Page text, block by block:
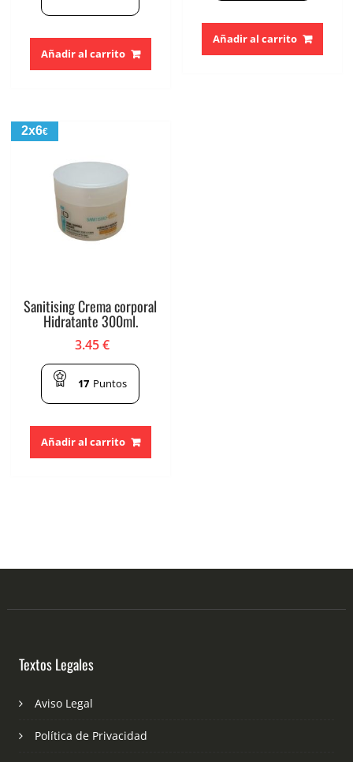
Añadir al carrito
Añadir al carrito
2x6€
Sanitising Crema corporal
Hidratante 300ml.
3.45€
17 Puntos
Añadir al carrito
Textos Legales
Aviso Legal
Política de Privacidad